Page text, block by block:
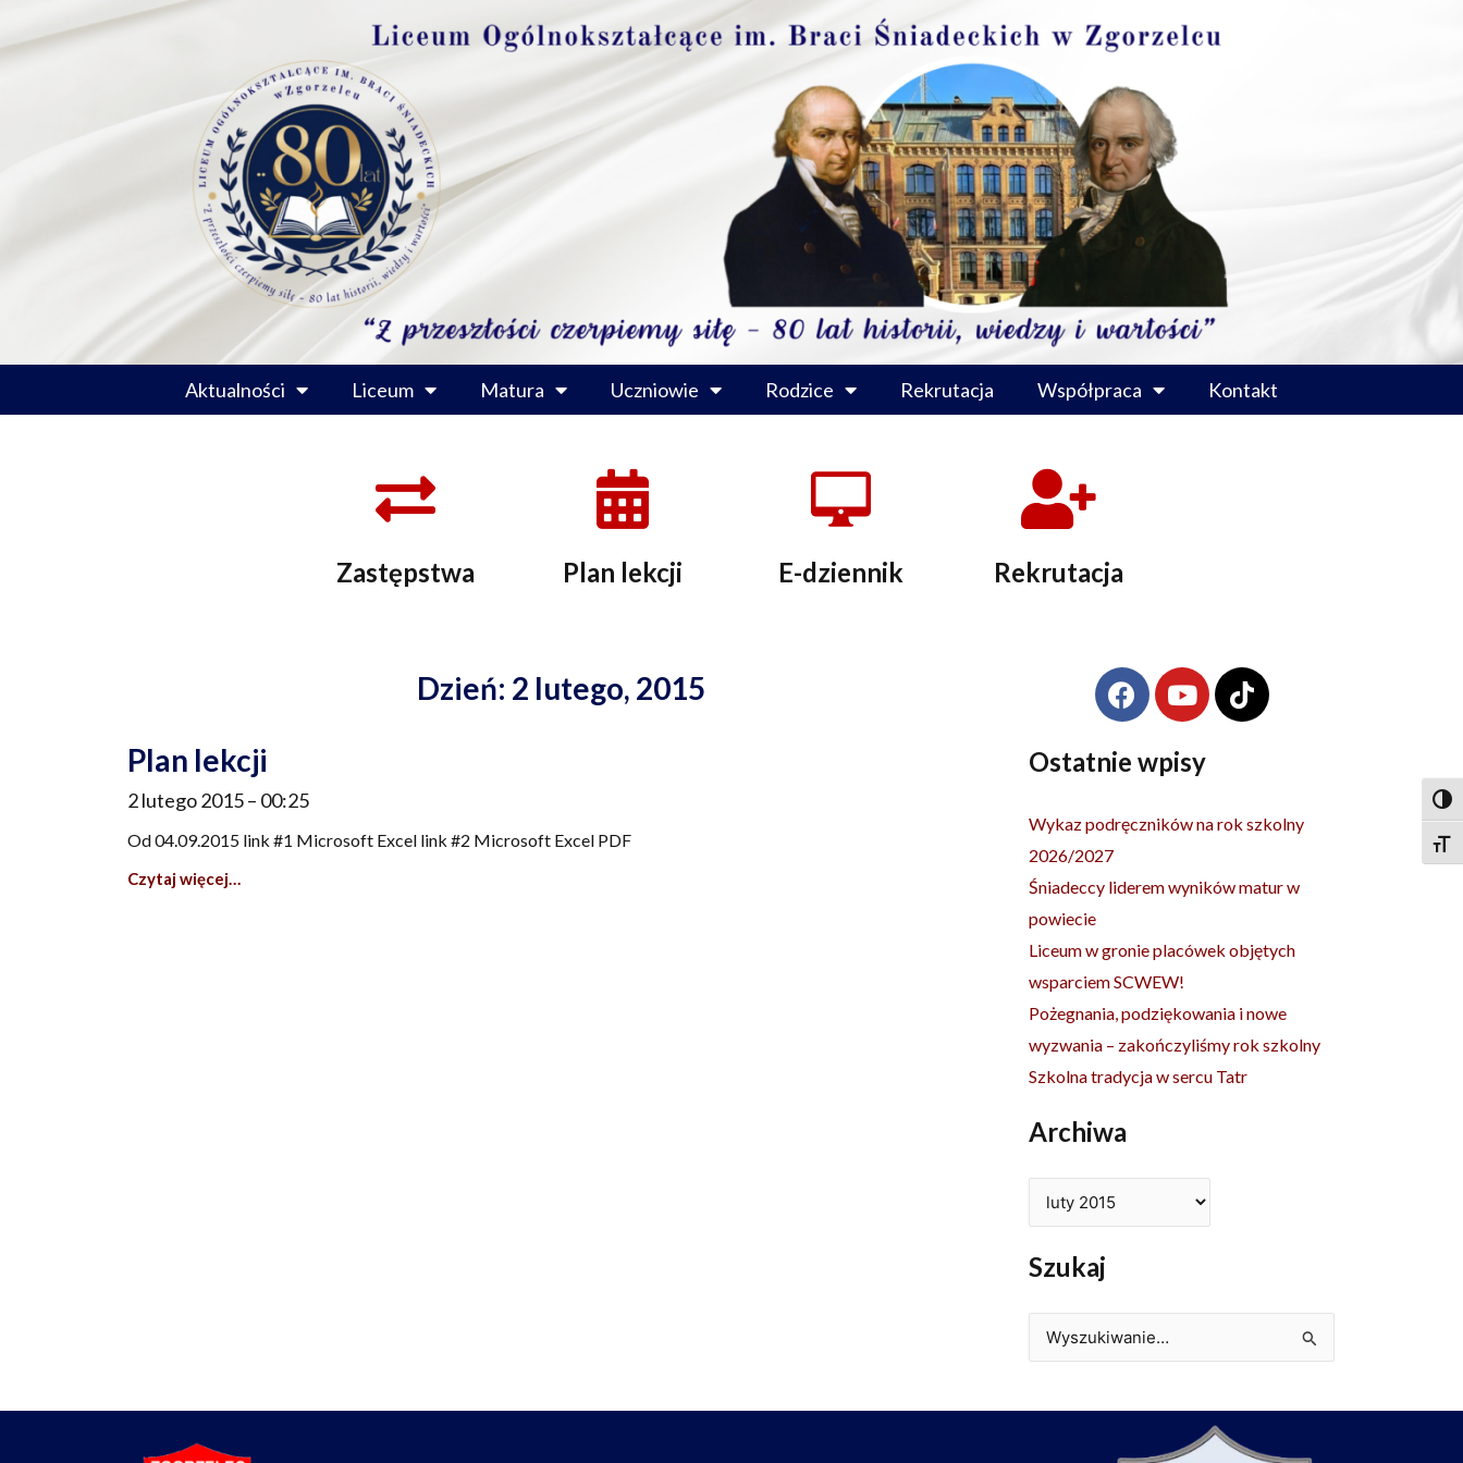
do
Aktualności Liceum Matura Uczniowie Rodzice Rekrutacja Współpraca Kontakt
Zastępstwa Plan lekcji E-dziennik Rekrutacja
Dzień: 2 lutego, 2015
Plan lekcji
2 lutego 2015 00:25
Od 04.09.2015 link #1 Microsoft Excel link #2 Microsoft Excel PDF
Czytaj więcej…
F
a
e
o
o
Y
o
t
b
T
i
k
Ostatnie wpisy
Wykaz podręczników na rok szkolny
2026/2027
Śniadeccy liderem wyników matur w
powiecie
Liceum w gronie placówek objętych
wsparciem SCWEW!
Pożegnania, podziękowania i nowe
wyzwania – zakończyliśmy rok szkolny
Szkolna tradycja w sercu Tatr
Archiwa
Szukaj
Szukaj